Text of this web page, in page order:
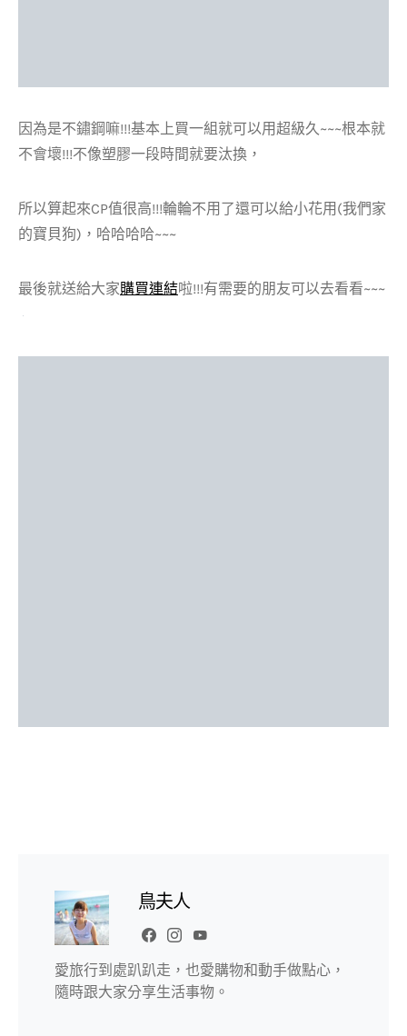
因為是不鏽鋼嘛!!!基本上買一組就可以用超級久~~~根本就
不會壞!!!不像塑膠一段時間就要汰換，
所以算起來CP值很高!!!輪輪不用了還可以給小花用(我們家
的寶貝狗)，哈哈哈哈~~~
最後就送給大家購買連結啦!!!有需要的朋友可以去看看~~~
鳥夫人
愛旅行到處趴趴走，也愛購物和動手做點心，
隨時跟大家分享生活事物。